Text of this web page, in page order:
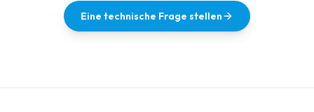
Eine technische Frage stellen